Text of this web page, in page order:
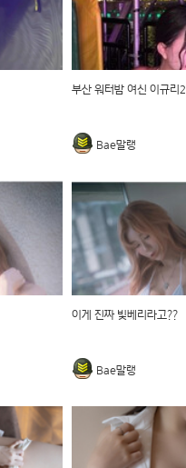
부산 워터밤 여신 이규리2
Bae말랭
이게 진짜 빛베리라고??
Bae말랭